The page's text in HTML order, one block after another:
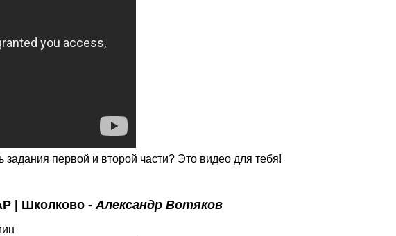
первой и второй части? Это видео для тебя!
| Школково -Александр Вотяков